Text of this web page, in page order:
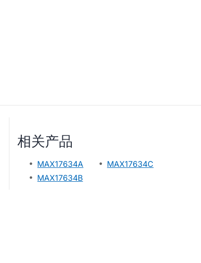
相关产品
MAX17634A
MAX17634B
MAX17634C